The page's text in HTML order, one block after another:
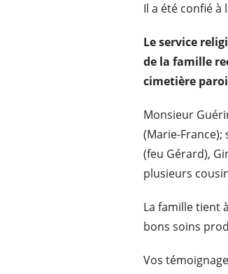
Il a été confié à
Le service
de la famille
cimetière
Monsieur
(Marie-France);
(feu Gérard),
plusieurs
La famille tient
bons soins
Vos